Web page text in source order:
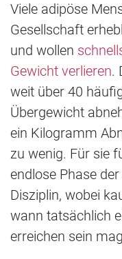
Viele adipöse
Gesellschaft
und wollen
Gewicht verlieren.
weit über 40
Übergewicht
ein Kilogramm
zu wenig. Für sie
endlose Phase
Disziplin, wobei
wann tatsächlich
erreichen sein